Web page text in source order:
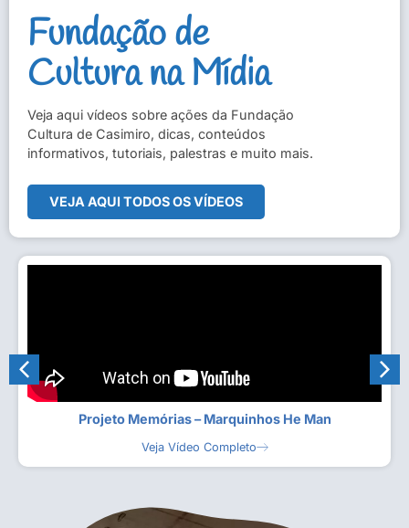
Fundação de
Cultura na Mídia
Veja aqui vídeos sobre ações da Fundação
Cultura de Casimiro, dicas, conteúdos
informativos, tutoriais, palestras e muito mais.
VEJA AQUI TODOS OS VÍDEOS
Projeto Memórias – Marquinhos He Man
Veja Vídeo Completo